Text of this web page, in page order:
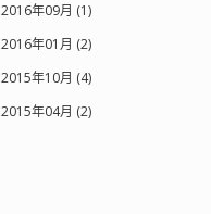
2016年09月 (1)
2016年01月 (2)
2015年10月 (4)
2015年04月 (2)